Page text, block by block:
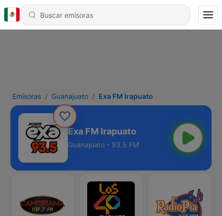
Emisoras Guanajuato Exa FM Irapuato
Exa FM Irapuato
Guanajuato - 93.5 FM